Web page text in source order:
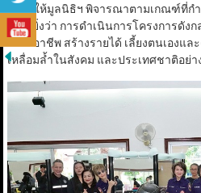
ส่งมาให้มูลนิธิฯ พิจารณาตามเกณฑ์ที่ก
อย่างยิ่งว่า การดำเนินการโครงการดั
สร้างอาชีพ สร้างรายได้ เลี้ยงตนเองแ
เหลื่อมล้ำในสังคม และประเทศชาติอย่า